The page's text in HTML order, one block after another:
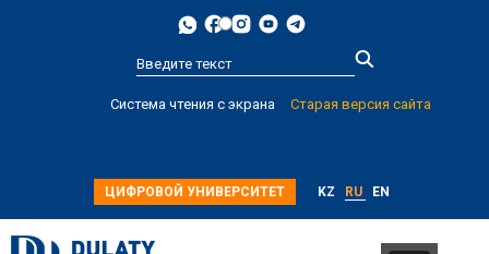
more
Система чтения с экрана Старая версия сайта
ЦИФРОВОЙ УНИВЕРСИТЕТ KZ RU EN